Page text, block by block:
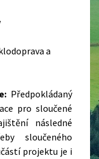
a
Předpokládaný
pro sloučené
následné
sloučeného
projektu je i